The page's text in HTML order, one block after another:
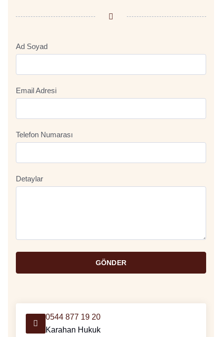
Ad Soyad
Email Adresi
Telefon Numarası
Detaylar
GÖNDER
0544 877 19 20
Karahan Hukuk